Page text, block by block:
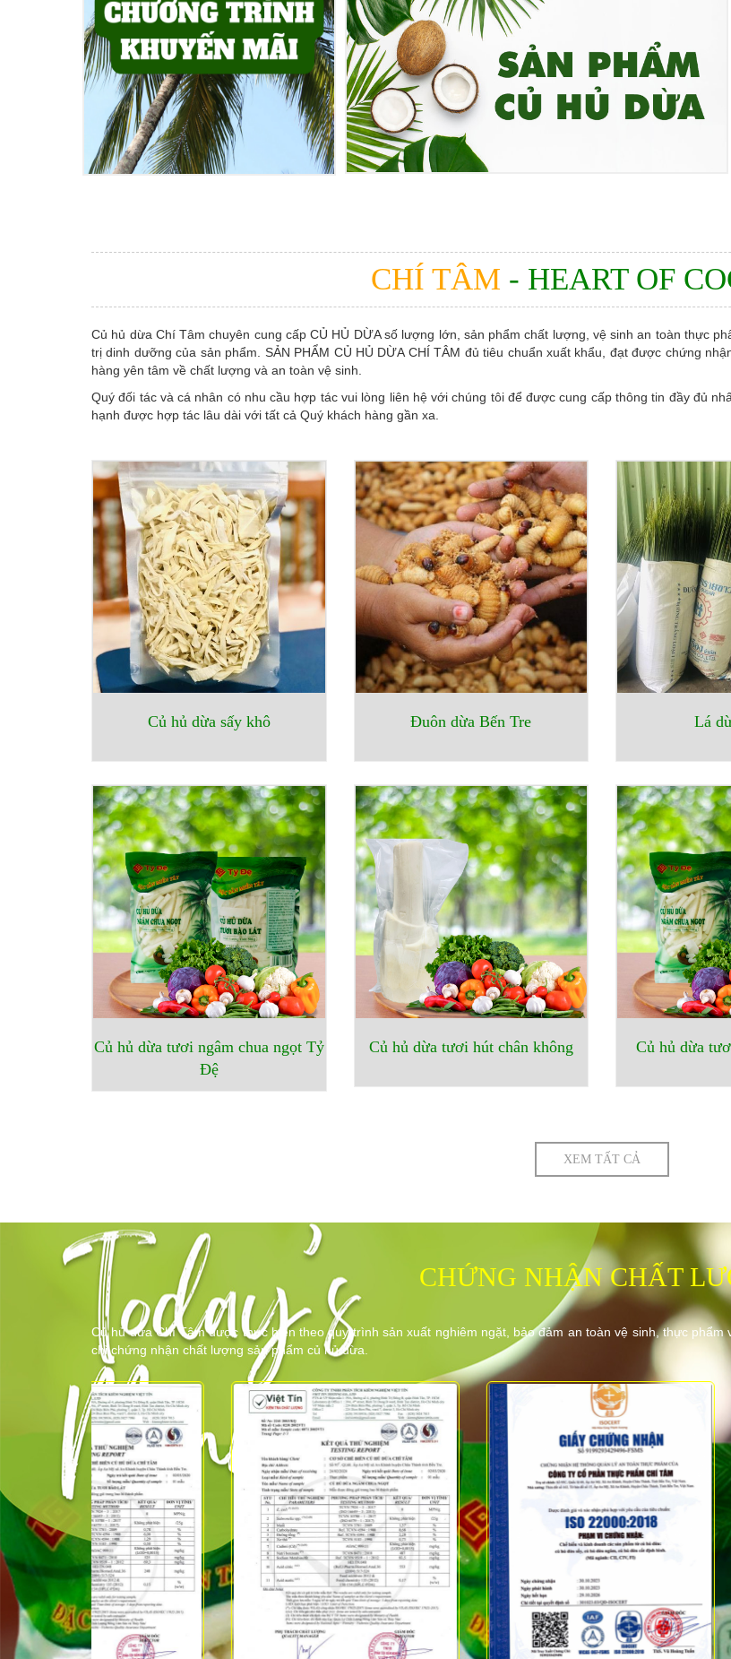
CHÍ TÂM - HEART OF
Củ hủ dừa Chí Tâm chuyên cung cấp CỦ HỦ DỪA số lượng lớn, sản phẩm chất lượng, vệ sinh an toàn thực
trị dinh dưỡng của sản phẩm. SẢN PHẨM CỦ HỦ DỪA CHÍ TÂM đủ tiêu chuẩn xuất khẩu, đạt được chứng
hàng yên tâm về chất lượng và an toàn vệ sinh.
Quý đối tác và cá nhân có nhu cầu hợp tác vui lòng liên hệ với chúng tôi để được cung cấp thông tin đầy đủ
hạnh được hợp tác lâu dài với tất cả Quý khách hàng gần xa.
Củ hủ dừa sấy khô Đuôn dừa Bến Tre Lá
Củ hủ dừa tươi ngâm chua ngọt Tỷ
Đệ
Củ hủ dừa tươi hút chân không Củ hủ dừa
XEM TẤT CẢ
CHỨNG NHẬN CHẤT
Củ hủ dừa Chí Tâm được thực hiện theo quy trình sản xuất nghiêm ngặt, bảo đảm an toàn vệ sinh, thực
chỉ chứng nhận chất lượng sản phẩm củ hủ dừa.